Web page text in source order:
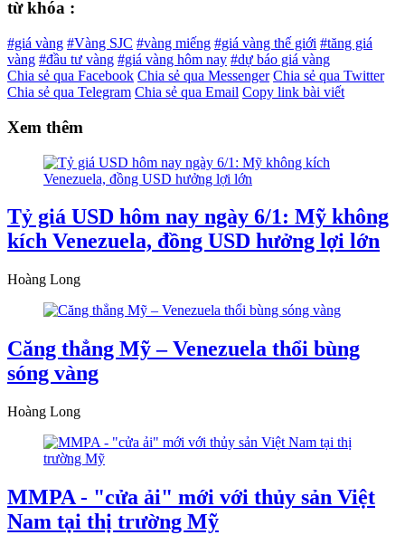
từ khóa :
#giá vàng #Vàng SJC #vàng miếng #giá vàng thế giới #tăng giá
vàng #đầu tư vàng #giá vàng hôm nay #dự báo giá vàng
Chia sẻ qua Facebook Chia sẻ qua Messenger Chia sẻ qua Twitter
Chia sẻ qua Telegram Chia sẻ qua Email Copy link bài viết
Xem thêm
Tỷ giá USD hôm nay ngày 6/1: Mỹ không
kích Venezuela, đồng USD hưởng lợi lớn
Hoàng Long
Căng thẳng Mỹ – Venezuela thổi bùng
sóng vàng
Hoàng Long
MMPA - "cửa ải" mới với thủy sản Việt
Nam tại thị trường Mỹ